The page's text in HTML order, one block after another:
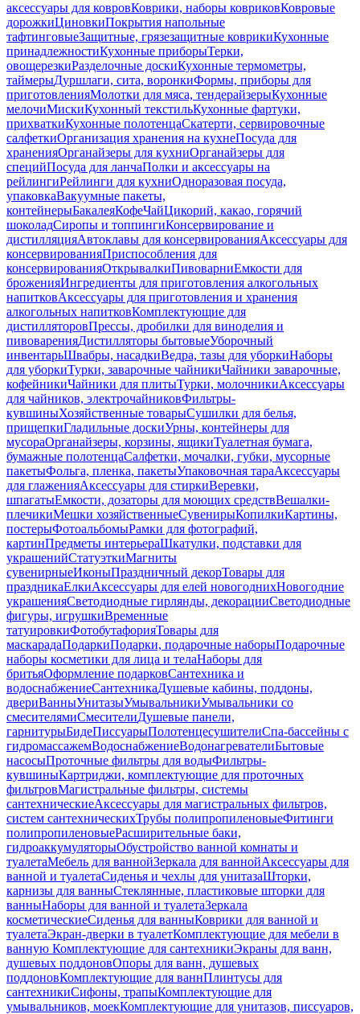
аксессуары для ковровКоврики, наборы ковриковКовровые
дорожкиЦиновкиПокрытия напольные
тафтинговыеЗащитные, грязезащитные коврикиКухонные
принадлежностиКухонные приборыТерки,
овощерезкиРазделочные доскиКухонные термометры,
таймерыДуршлаги, сита, воронкиФормы, приборы для
приготовленияМолотки для мяса, тендерайзерыКухонные
мелочиМискиКухонный текстильКухонные фартуки,
прихваткиКухонные полотенцаСкатерти, сервировочные
салфеткиОрганизация хранения на кухнеПосуда для
храненияОрганайзеры для кухниОрганайзеры для
специйПосуда для ланчаПолки и аксессуары на
рейлингиРейлинги для кухниОдноразовая посуда,
упаковкаВакуумные пакеты,
контейнерыБакалеяКофеЧайЦикорий, какао, горячий
шоколадСиропы и топпингиКонсервирование и
дистилляцияАвтоклавы для консервированияАксессуары для
консервированияПриспособления для
консервированияОткрывалкиПивоварниЕмкости для
броженияИнгредиенты для приготовления алкогольных
напитковАксессуары для приготовления и хранения
алкогольных напитковКомплектующие для
дистилляторовПрессы, дробилки для виноделия и
пивоваренияДистилляторы бытовыеУборочный
инвентарьШвабры, насадкиВедра, тазы для уборкиНаборы
для уборкиТурки, заварочные чайникиЧайники заварочные,
кофейникиЧайники для плитыТурки, молочникиАксессуары
для чайников, электрочайниковФильтры-
кувшиныХозяйственные товарыСушилки для белья,
прищепкиГладильные доскиУрны, контейнеры для
мусораОрганайзеры, корзины, ящикиТуалетная бумага,
бумажные полотенцаСалфетки, мочалки, губки, мусорные
пакетыФольга, пленка, пакетыУпаковочная тараАксессуары
для глаженияАксессуары для стиркиВеревки,
шпагатыЕмкости, дозаторы для моющих средствВешалки-
плечикиМешки хозяйственныеСувенирыКопилкиКартины,
постерыФотоальбомыРамки для фотографий,
картинПредметы интерьераШкатулки, подставки для
украшенийСтатуэткиМагниты
сувенирныеИконыПраздничный декорТовары для
праздникаЕлкиАксессуары для елей новогоднихНовогодние
украшенияСветодиодные гирлянды, декорацииСветодиодные
фигуры, игрушкиВременные
татуировкиФотобутафорияТовары для
маскарадаПодаркиПодарки, подарочные наборыПодарочные
наборы косметики для лица и телаНаборы для
бритьяОформление подарковСантехника и
водоснабжениеСантехникаДушевые кабины, поддоны,
двериВанныУнитазыУмывальникиУмывальники со
смесителямиСмесителиДушевые панели,
гарнитурыБидеПиссуарыПолотенцесушителиСпа-бассейны с
гидромассажемВодоснабжениеВодонагревателиБытовые
насосыПроточные фильтры для водыФильтры-
кувшиныКартриджи, комплектующие для проточных
фильтровМагистральные фильтры, системы
сантехническиеАксессуары для магистральных фильтров,
систем сантехническихТрубы полипропиленовыеФитинги
полипропиленовыеРасширительные баки,
гидроаккумуляторыОбустройство ванной комнаты и
туалетаМебель для ваннойЗеркала для ваннойАксессуары для
ванной и туалетаСиденья и чехлы для унитазаШторки,
карнизы для ванныСтеклянные, пластиковые шторки для
ванныНаборы для ванной и туалетаЗеркала
косметическиеСиденья для ванныКоврики для ванной и
туалетаЭкран-дверки в туалетКомплектующие для мебели в
ванную Комплектующие для сантехникиЭкраны для ванн,
душевых поддоновОпоры для ванн, душевых
поддоновКомплектующие для ваннПлинтусы для
сантехникиСифоны, трапыКомплектующие для
умывальников, моекКомплектующие для унитазов, писсуаров,